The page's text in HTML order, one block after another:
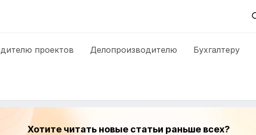
проектов Делопроизводителю Бухгалтеру
Хотите читать новые статьи раньше всех?